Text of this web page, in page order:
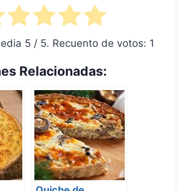
5/ 5. Recuento de votos: 1
Relacionadas: